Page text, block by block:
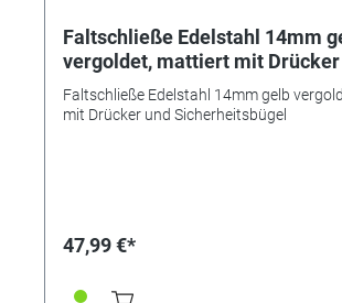
Faltschließe Edelstahl 14mm
vergoldet, mattiert mit Drücker
Sicherheitsbügel
Faltschließe Edelstahl 14mm gelb
mit Drücker und Sicherheitsbügel
47,99 €*